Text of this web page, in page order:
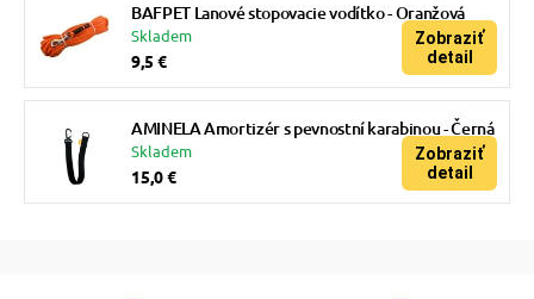
BAFPET Lanové stopovacie vodítko - Oranžová
Skladem
9,5 €
Zobraziť
detail
AMINELA Amortizér s pevnostní karabinou - Černá
Skladem
15,0 €
Zobraziť
detail